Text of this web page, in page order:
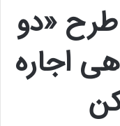
تصویب ماده 8 طرح «دو
اجاره